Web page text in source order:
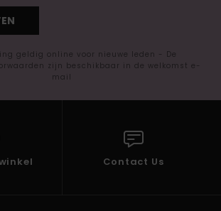
geldig online voor nieuwe leden - De
zijn beschikbaar in de welkomst e-
mail
Contact Us